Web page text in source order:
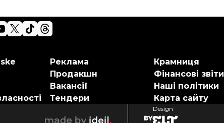
Реклама
Продакшн
Вакансії
Тендери
Крамниця
Фінансові звіти
Наші політики
Карта сайту
ideil
Design
elt